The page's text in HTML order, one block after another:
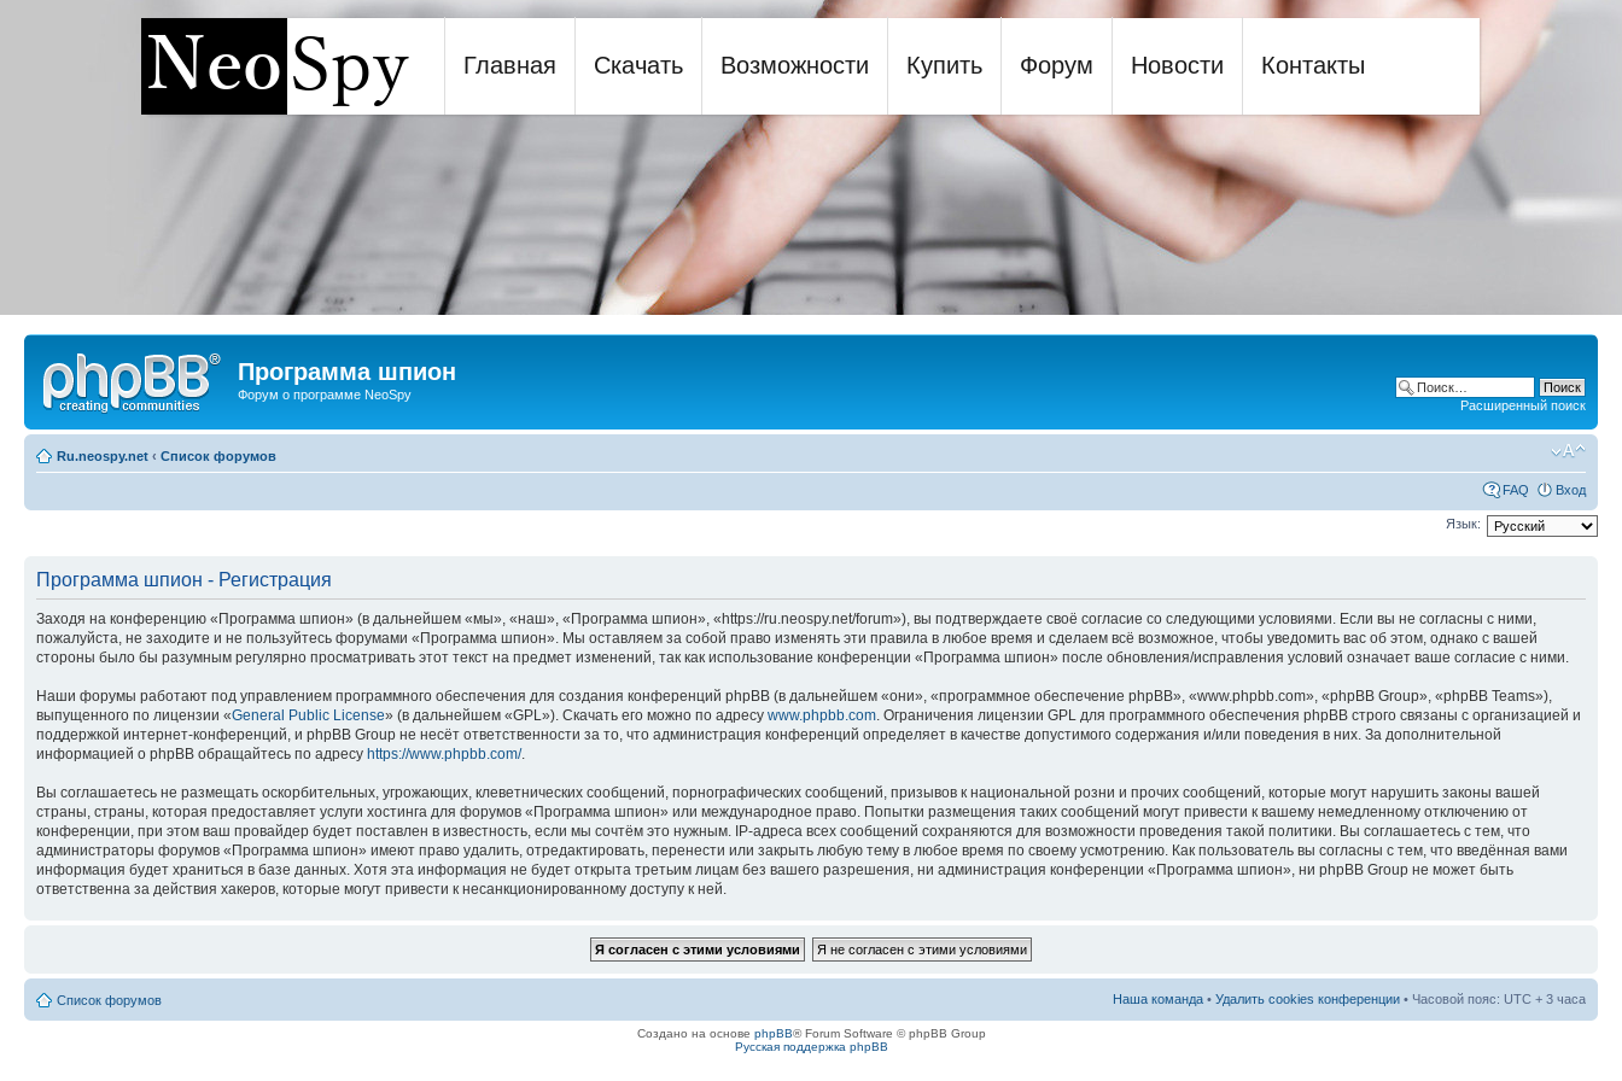
Программа шпион NeoSpy
Главная Скачать Возможности Купить Форум Новости Контакты
Программа шпион
Форум о программе NeoSpy
Расширенный поиск
Ru.neospy.net ‹ Список форумов
FAQ Вход
Язык:
Программа шпион - Регистрация
Заходя на конференцию «Программа шпион» (в дальнейшем «мы», «наш», «Программа шпион», «https://ru.neospy.net/forum»), вы подтверждаете своё согласие со следующими условиями. Если вы не согласны с ними,
пожалуйста, не заходите и не пользуйтесь форумами «Программа шпион». Мы оставляем за собой право изменять эти правила в любое время и сделаем всё возможное, чтобы уведомить вас об этом, однако с вашей
стороны было бы разумным регулярно просматривать этот текст на предмет изменений, так как использование конференции «Программа шпион» после обновления/исправления условий означает ваше согласие с ними.
Наши форумы работают под управлением программного обеспечения для создания конференций phpBB (в дальнейшем «они», «программное обеспечение phpBB», «www.phpbb.com», «phpBB Group», «phpBB Teams»),
выпущенного по лицензии «General Public License» (в дальнейшем «GPL»). Скачать его можно по адресу www.phpbb.com. Ограничения лицензии GPL для программного обеспечения phpBB строго связаны с организацией и
поддержкой интернет-конференций, и phpBB Group не несёт ответственности за то, что администрация конференций определяет в качестве допустимого содержания и/или поведения в них. За дополнительной
информацией о phpBB обращайтесь по адресу https://www.phpbb.com/.
Вы соглашаетесь не размещать оскорбительных, угрожающих, клеветнических сообщений, порнографических сообщений, призывов к национальной розни и прочих сообщений, которые могут нарушить законы вашей
страны, страны, которая предоставляет услуги хостинга для форумов «Программа шпион» или международное право. Попытки размещения таких сообщений могут привести к вашему немедленному отключению от
конференции, при этом ваш провайдер будет поставлен в известность, если мы сочтём это нужным. IP-адреса всех сообщений сохраняются для возможности проведения такой политики. Вы соглашаетесь с тем, что
администраторы форумов «Программа шпион» имеют право удалить, отредактировать, перенести или закрыть любую тему в любое время по своему усмотрению. Как пользователь вы согласны с тем, что введённая вами
информация будет храниться в базе данных. Хотя эта информация не будет открыта третьим лицам без вашего разрешения, ни администрация конференции «Программа шпион», ни phpBB Group не может быть
ответственна за действия хакеров, которые могут привести к несанкционированному доступу к ней.
Список форумов Наша команда • Удалить cookies конференции • Часовой пояс: UTC + 3 часа
Создано на основе phpBB® Forum Software © phpBB Group
Русская поддержка phpBB